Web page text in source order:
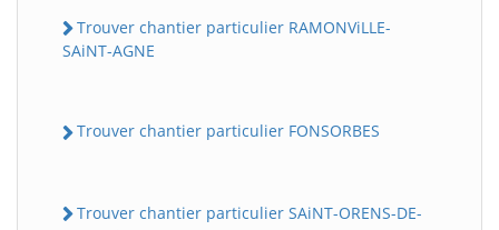
Trouver chantier particulier RAMONViLLE-
SAiNT-AGNE
Trouver chantier particulier FONSORBES
Trouver chantier particulier SAiNT-ORENS-DE-